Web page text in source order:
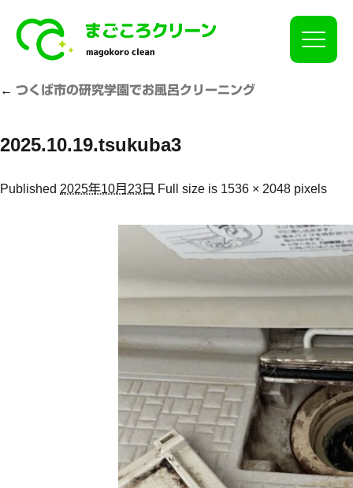
Click
← つくば市の研究学園でお風呂クリーニング
2025.10.19.tsukuba3
Published 2025年10月23日 Full size is 1536 × 2048 pixels